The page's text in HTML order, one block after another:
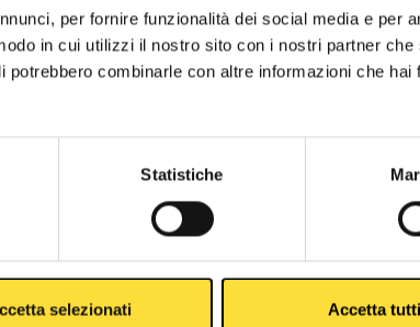
per fornire funzionalità dei social media e per
in cui utilizzi il nostro sito con i nostri partner che
combinarle con altre informazioni che hai
Statistiche
selezionati Accetta tutti